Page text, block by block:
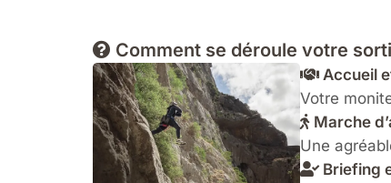
Comment se déroule votre
Accueil
Votre
Marche
Une
Briefing